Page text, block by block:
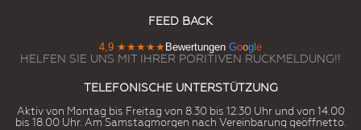
FEED BACK
4,9 ★★★★★ Bewertungen Goog e
HELFEN SIE UNS MIT IHRER PORITIVEN RUCKMELDUNG!!
TELEFONISCHE UNTERSTÜTZUNG
Aktiv von Montag bis Freitag von 8.30 bis 12.30 Uhr und von 14.00
bis 18.00 Uhr. Am Samstagmorgen nach Vereinbarung geöffnetto.